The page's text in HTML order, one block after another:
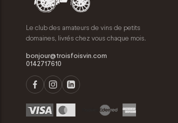
Le club des amateurs de vins de petits
domaines, livrés chez vous chaque mois.
bonjour@troisfoisvin.com
0142717610